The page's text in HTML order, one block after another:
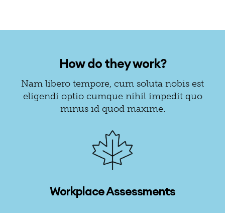
How do they work?
Nam libero tempore, cum soluta nobis est
eligendi optio cumque nihil impedit quo
minus id quod maxime.
Workplace Assessments